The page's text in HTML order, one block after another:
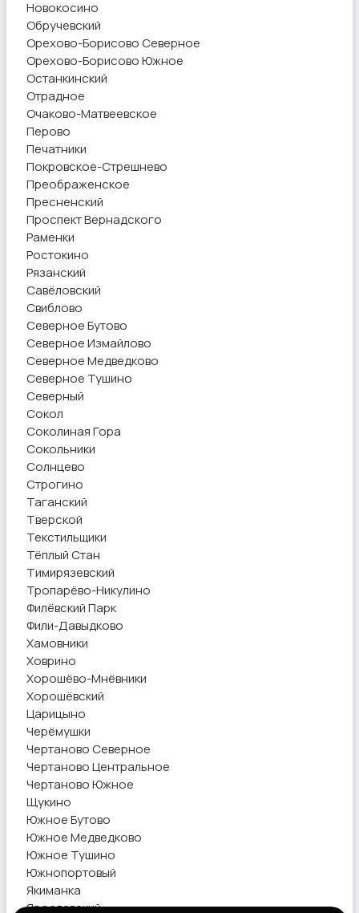
Новокосино
Обручевский
Орехово-Борисово Северное
Орехово-Борисово Южное
Останкинский
Отрадное
Очаково-Матвеевское
Перово
Печатники
Покровское-Стрешнево
Преображенское
Пресненский
Проспект Вернадского
Раменки
Ростокино
Рязанский
Савёловский
Свиблово
Северное Бутово
Северное Измайлово
Северное Медведково
Северное Тушино
Северный
Сокол
Соколиная Гора
Сокольники
Солнцево
Строгино
Таганский
Тверской
Текстильщики
Тёплый Стан
Тимирязевский
Тропарёво-Никулино
Филёвский Парк
Фили-Давыдково
Хамовники
Ховрино
Хорошёво-Мнёвники
Хорошёвский
Царицыно
Черёмушки
Чертаново Северное
Чертаново Центральное
Чертаново Южное
Щукино
Южное Бутово
Южное Медведково
Южное Тушино
Южнопортовый
Якиманка
Ярославский